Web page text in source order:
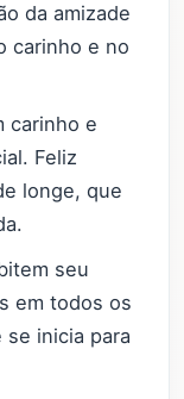
da amizade
carinho e no
carinho e
Feliz
longe, que
seu
em todos os
inicia para